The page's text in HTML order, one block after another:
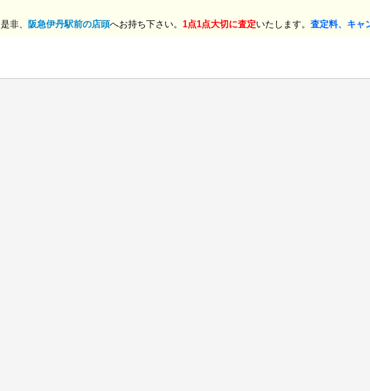
是非、 阪急伊丹駅前の店頭へお持ち下さい。 1点1点大切に査定いたします。 査定料、キャ